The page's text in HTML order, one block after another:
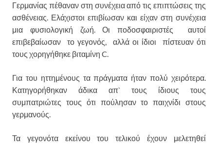
Γερμανίας πέθαναν στη συνέχεια από τις επιπτώσεις της
ασθένειας. Ελάχιστοι επιβίωσαν και είχαν στη συνέχεια
μια φυσιολογική ζωή. Οι ποδοσφαιριστές αυτοί
επιβεβαίωσαν το γεγονός, αλλά οι ίδιοι πίστευαν ότι
τους χορηγήθηκε βιταμίνη C.
Για του ηττημένους τα πράγματα ήταν πολύ χειρότερα.
Κατηγορήθηκαν άδικα απ` τους ίδιους τους
συμπατριώτες τους ότι πούλησαν το παιχνίδι στους
γερμανούς.
Τα γεγονότα εκείνου του τελικού έχουν μελετηθεί